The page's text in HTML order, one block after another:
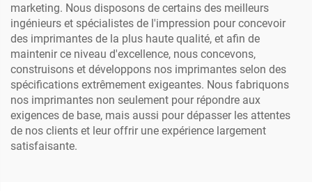
marketing. Nous disposons de certains des meilleurs
ingénieurs et spécialistes de l'impression pour concevoir
des imprimantes de la plus haute qualité, et afin de
maintenir ce niveau d'excellence, nous concevons,
construisons et développons nos imprimantes selon des
spécifications extrêmement exigeantes. Nous fabriquons
nos imprimantes non seulement pour répondre aux
exigences de base, mais aussi pour dépasser les attentes
de nos clients et leur offrir une expérience largement
satisfaisante.